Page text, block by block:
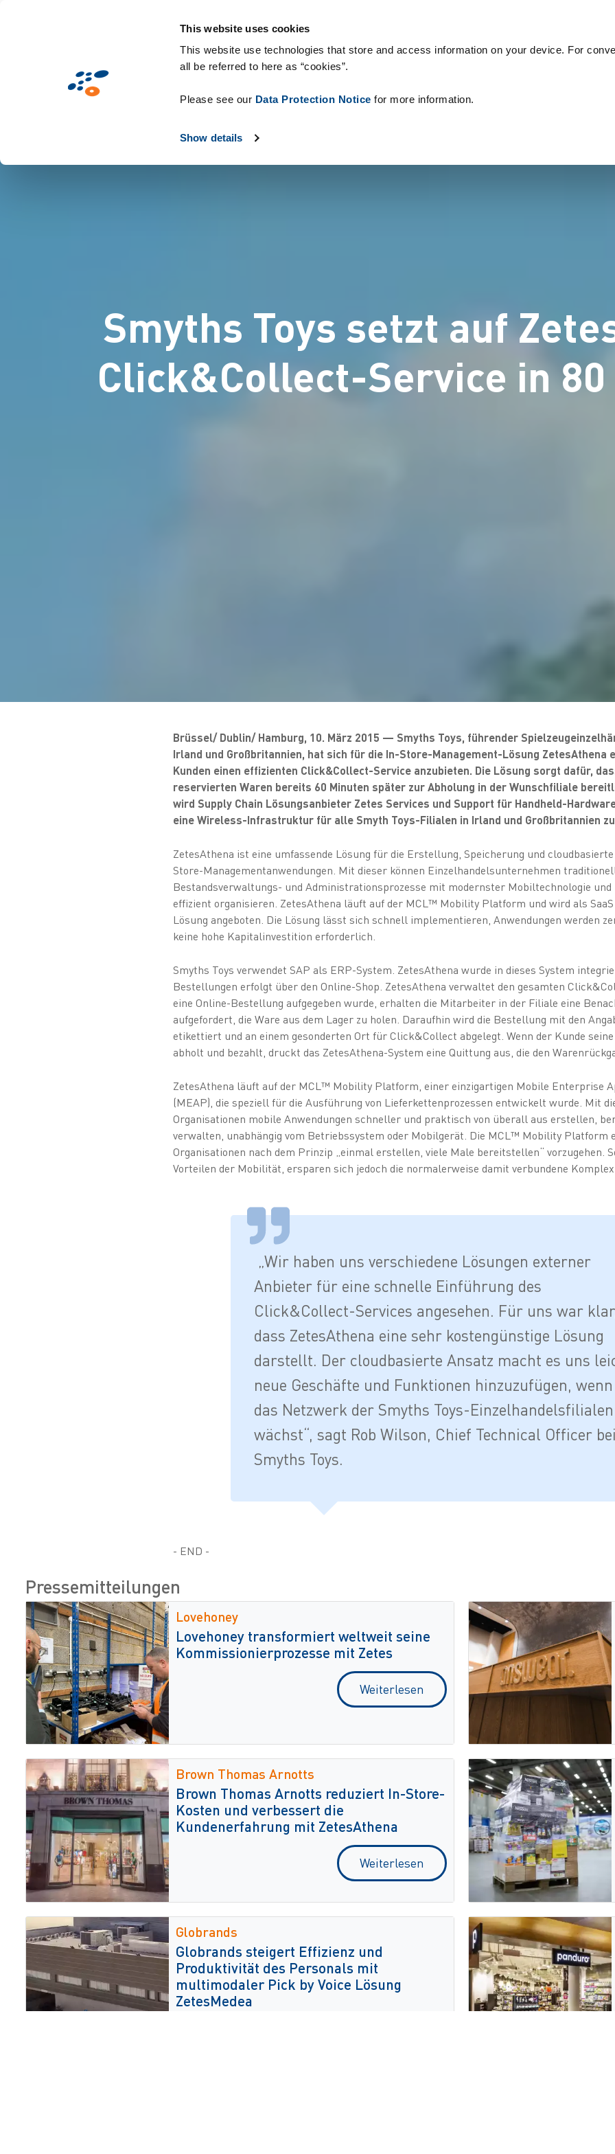
This website uses cookies
This website use technologies that store and access information on your device. For
all be referred to here as “cookies”.
Please see our Data Protection Notice for more information.
Show details
Branchen Technologien & Supplies
Smyths Toys setzt auf
Click&Collect-Service in 80
Brüssel/ Dublin/ Hamburg, 10. März 2015 — Smyths Toys, führender
Irland und Großbritannien, hat sich für die In-Store-Management-Lösung ZetesAthena
Kunden einen effizienten Click&Collect-Service anzubieten. Die Lösung sorgt dafür,
reservierten Waren bereits 60 Minuten später zur Abholung in der Wunschfiliale
wird Supply Chain Lösungsanbieter Zetes Services und Support für Handheld-
eine Wireless-Infrastruktur für alle Smyth Toys-Filialen in Irland und Großbritannien
ZetesAthena ist eine umfassende Lösung für die Erstellung, Speicherung und
Store-Managementanwendungen. Mit dieser können Einzelhandelsunternehmen
Bestandsverwaltungs- und Administrationsprozesse mit modernster Mobiltechnologie
effizient organisieren. ZetesAthena läuft auf der MCL™ Mobility Platform und wird als
Lösung angeboten. Die Lösung lässt sich schnell implementieren, Anwendungen werden
keine hohe Kapitalinvestition erforderlich.
Smyths Toys verwendet SAP als ERP-System. ZetesAthena wurde in dieses System
Bestellungen erfolgt über den Online-Shop. ZetesAthena verwaltet den gesamten
eine Online-Bestellung aufgegeben wurde, erhalten die Mitarbeiter in der Filiale eine
aufgefordert, die Ware aus dem Lager zu holen. Daraufhin wird die Bestellung mit den
etikettiert und an einem gesonderten Ort für Click&Collect abgelegt. Wenn der Kunde
abholt und bezahlt, druckt das ZetesAthena-System eine Quittung aus, die den
ZetesAthena läuft auf der MCL™ Mobility Platform, einer einzigartigen Mobile Enterprise
(MEAP), die speziell für die Ausführung von Lieferkettenprozessen entwickelt wurde. Mit
Organisationen mobile Anwendungen schneller und praktisch von überall aus erstellen,
verwalten, unabhängig vom Betriebssystem oder Mobilgerät. Die MCL™ Mobility Platform
Organisationen nach dem Prinzip „einmal erstellen, viele Male bereitstellen“ vorzugehen.
Vorteilen der Mobilität, ersparen sich jedoch die normalerweise damit verbundene
„Wir haben uns verschiedene Lösungen externer
Anbieter für eine schnelle Einführung des
Click&Collect-Services angesehen. Für uns war klar,
dass ZetesAthena eine sehr kostengünstige Lösung
darstellt. Der cloudbasierte Ansatz macht es uns
neue Geschäfte und Funktionen hinzuzufügen, wenn
das Netzwerk der Smyths Toys-Einzelhandelsfilialen
wächst“, sagt Rob Wilson, Chief Technical Officer bei
Smyths Toys.
- END -
Pressemitteilungen
Lovehoney
Lovehoney transformiert weltweit seine
Kommissionierprozesse mit Zetes
Weiterlesen
Brown Thomas Arnotts
Brown Thomas Arnotts reduziert In-Store-
Kosten und verbessert die
Kundenerfahrung mit ZetesAthena
Weiterlesen
Globrands
Globrands steigert Effizienz und
Produktivität des Personals mit
multimodaler Pick by Voice Lösung
ZetesMedea